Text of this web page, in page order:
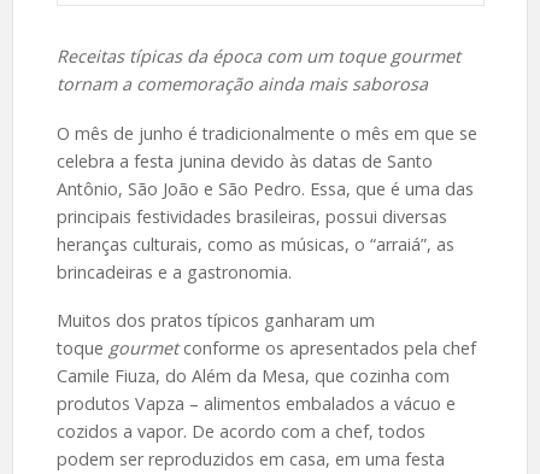
Receitas típicas da época com um toque gourmet
tornam a comemoração ainda mais saborosa
O mês de junho é tradicionalmente o mês em que se
celebra a festa junina devido às datas de Santo
Antônio, São João e São Pedro. Essa, que é uma das
principais festividades brasileiras, possui diversas
heranças culturais, como as músicas, o “arraiá”, as
brincadeiras e a gastronomia.
Muitos dos pratos típicos ganharam um
toque gourmetconforme os apresentados pela chef
Camile Fiuza, do Além da Mesa, que cozinha com
produtos Vapza – alimentos embalados a vácuo e
cozidos a vapor. De acordo com a chef, todos
podem ser reproduzidos em casa, em uma festa